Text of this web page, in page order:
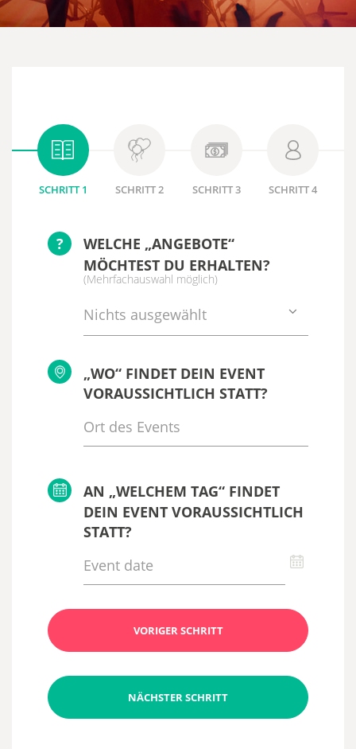
SCHRITT 1 SCHRITT 2 SCHRITT 3 SCHRITT 4
?
WELCHE „ANGEBOTE“
MÖCHTEST DU ERHALTEN?
(Mehrfachauswahl möglich)
Nichts ausgewählt
„WO“ FINDET DEIN EVENT
VORAUSSICHTLICH STATT?
AN „WELCHEM TAG“ FINDET
DEIN EVENT VORAUSSICHTLICH
STATT?
VORIGER SCHRITT
NÄCHSTER SCHRITT